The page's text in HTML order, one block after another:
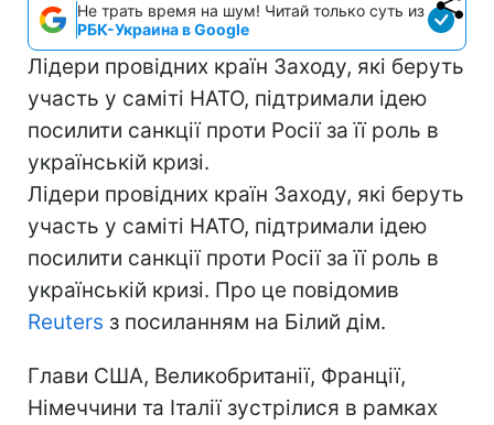
Не трать время на шум! Читай только суть из
РБК-Украина в Google
Лідери провідних країн Заходу, які беруть
участь у саміті НАТО, підтримали ідею
посилити санкції проти Росії за її роль в
українській кризі.
Лідери провідних країн Заходу, які беруть
участь у саміті НАТО, підтримали ідею
посилити санкції проти Росії за її роль в
українській кризі. Про це повідомив
Reuters з посиланням на Білий дім.
Глави США, Великобританії, Франції,
Німеччини та Італії зустрілися в рамках